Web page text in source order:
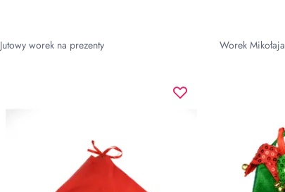
Jutowy worek na prezenty Worek Mikołaja